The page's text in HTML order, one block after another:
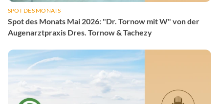
SPOT DES MONATS
Spot des Monats Mai 2026: "Dr. Tornow mit W" von der
Augenarztpraxis Dres. Tornow & Tachezy